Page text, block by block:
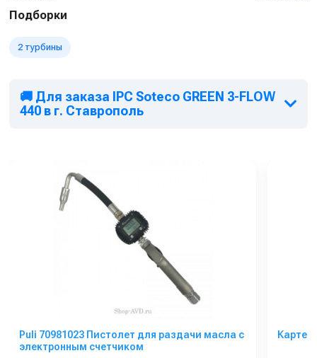
Подборки
2 турбины
🚚 Для заказа IPC Soteco GREEN 3-FLOW
440 в г. Ставрополь
Puli 70981023 Пистолет для раздачи масла с
электронным счетчиком
Картер